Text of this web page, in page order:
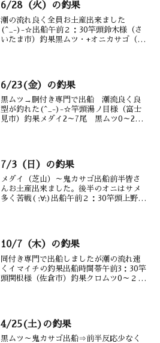
6/28（火）の釣果
潮の流れ良く全員お土産出来ました
(^_-)-☆出船午前２：30竿頭鈴木様（さ
いたま市）釣果黒ムツ・+オニカサゴ（0
6/23(金）の釣果
黒ムツ→胴付き専門で出船 潮流良く良
型が釣れた(^_-)-☆竿頭湯ノ目様（富士
見市）釣果メダイ2～7尾 黒ムツ0～2
7/3（日）の釣果
メダイ（芝山）～鬼カサゴ出船前半皆さ
んお土産出来ました。後半のオニはサメ
多く苦戦( ;∀;)出船午前２：30竿頭上野様
10/7（木）の釣果
同付き専門で出船しましたが潮の流れ速
くイマイチの釣果出船時間帯午前3：30竿
頭関根様（佐倉市）釣果クロムツ0～２匹
4/25(土)の釣果
黒ムツ～鬼カサゴ出船⇒前半反応少なく